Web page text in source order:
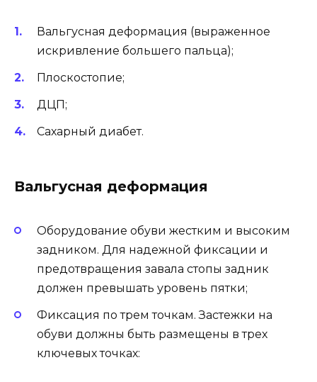
Вальгусная деформация (выраженное
искривление большего пальца);
Плоскостопие;
ДЦП;
Сахарный диабет.
Вальгусная деформация
Оборудование обуви жестким и высоким
задником. Для надежной фиксации и
предотвращения завала стопы задник
должен превышать уровень пятки;
Фиксация по трем точкам. Застежки на
обуви должны быть размещены в трех
ключевых точках: